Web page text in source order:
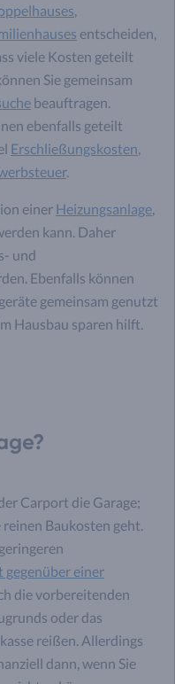
entscheiden,
viele Kosten geteilt
Sie gemeinsam
beauftragen.
ebenfalls geteilt
Erschließungskosten
.
einer Heizungsanlage
kann. Daher
und
Ebenfalls können
gemeinsam genutzt
Hausbau sparen hilft.
Carport die Garage;
Baukosten geht.
gegenüber einer
die vorbereitenden
oder das
reißen. Allerdings
dann, wenn Sie